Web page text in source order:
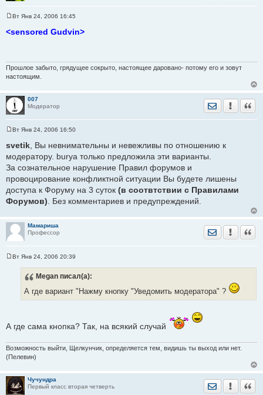
о
н
и
е
Вт Янв 24, 2006 16:45
<sensored Gudvin>
Прошлое забыто, грядущее сокрыто, настоящее даровано- потому его и зовут
настоящим.
007
Модератор
Отправить
о
б
е
н
е
Вт Янв 24, 2006 16:50
svetik, Вы невнимательны и невежливы по отношению к
модератору. burya только предложила эти варианты.
За сознательное нарушение Правил форумов и
провоцирование конфликтной ситуации Вы будете лишены
доступа к Форуму на 3 суток (в соотвтствии с Правилами
Форумов). Без комментариев и предупреждений.
Мамариша
Профессор
Отправить
Вт Янв 24, 2006 20:39
Megan писал(а):
А где вариант "Нажму кнопку "Уведомить модератора" ?
А где сама кнопка? Так, на всякий случай
Возможность выйти, Щелкунчик, определяется тем, видишь ты выход или нет.
(Пелевин)
Чучундра
Первый класс вторая четверть
Отправить